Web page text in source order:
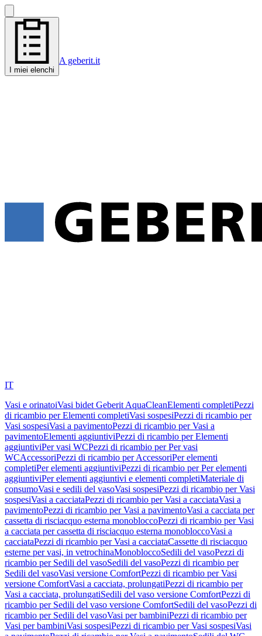
I miei elenchi
A geberit.it
IT
Vasi e orinatoiVasi bidet Geberit AquaCleanElementi completiPezzi
di ricambio per Elementi completiVasi sospesiPezzi di ricambio per
Vasi sospesiVasi a pavimentoPezzi di ricambio per Vasi a
pavimentoElementi aggiuntiviPezzi di ricambio per Elementi
aggiuntiviPer vasi WCPezzi di ricambio per Per vasi
WCAccessoriPezzi di ricambio per AccessoriPer elementi
completiPer elementi aggiuntiviPezzi di ricambio per Per elementi
aggiuntiviPer elementi aggiuntivi e elementi completiMateriale di
consumoVasi e sedili del vasoVasi sospesiPezzi di ricambio per Vasi
sospesiVasi a cacciataPezzi di ricambio per Vasi a cacciataVasi a
pavimentoPezzi di ricambio per Vasi a pavimentoVasi a cacciata per
cassetta di risciacquo esterna monobloccoPezzi di ricambio per Vasi
a cacciata per cassetta di risciacquo esterna monobloccoVasi a
cacciataPezzi di ricambio per Vasi a cacciataCassette di risciacquo
esterne per vasi, in vetrochinaMonobloccoSedili del vasoPezzi di
ricambio per Sedili del vasoSedili del vasoPezzi di ricambio per
Sedili del vasoVasi versione ComfortPezzi di ricambio per Vasi
versione ComfortVasi a cacciata, prolungatiPezzi di ricambio per
Vasi a cacciata, prolungatiSedili del vaso versione ComfortPezzi di
ricambio per Sedili del vaso versione ComfortSedili del vasoPezzi di
ricambio per Sedili del vasoVasi per bambiniPezzi di ricambio per
Vasi per bambiniVasi sospesiPezzi di ricambio per Vasi sospesiVasi